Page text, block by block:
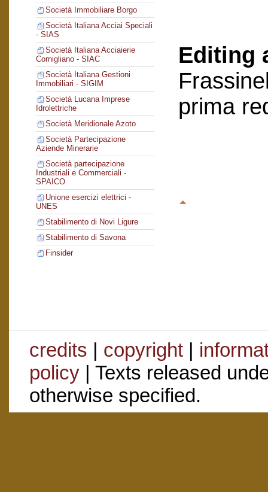
Società Immobiliare Borgo
Società Italiana Acciai Speciali
- SIAS
Società Italiana Acciaierie
Cornigliano - SIAC
Società Italiana Gestioni
Immobiliari - SIGIM
Società Lucana Imprese
Idrolettriche
Società Meridionale Azoto
Società Partecipazione
Aziende Minerarie
Società partecipazione
Industriali e Commerciali -
SPAICO
Unione esercizi elettrici -
UNES
Stabilimento di Novi Ligure
Stabilimento di Savona
Finsider
Editing
prima
credits | copyright|
policy| Texts released
otherwise specified.